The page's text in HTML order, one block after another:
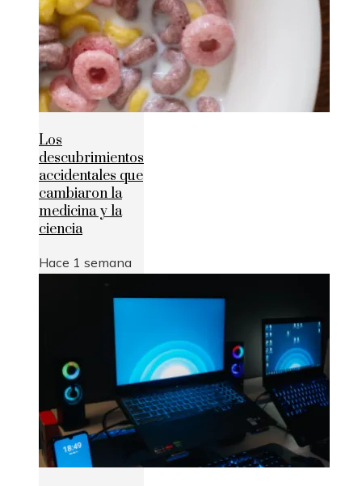
Los
descubrimientos
accidentales que
cambiaron la
medicina y la
ciencia
Hace 1 semana